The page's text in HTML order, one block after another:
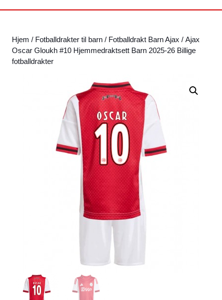
Hjem / Fotballdrakter til barn / Fotballdrakt Barn Ajax / Ajax
Oscar Gloukh #10 Hjemmedraktsett Barn 2025-26 Billige
fotballdrakter